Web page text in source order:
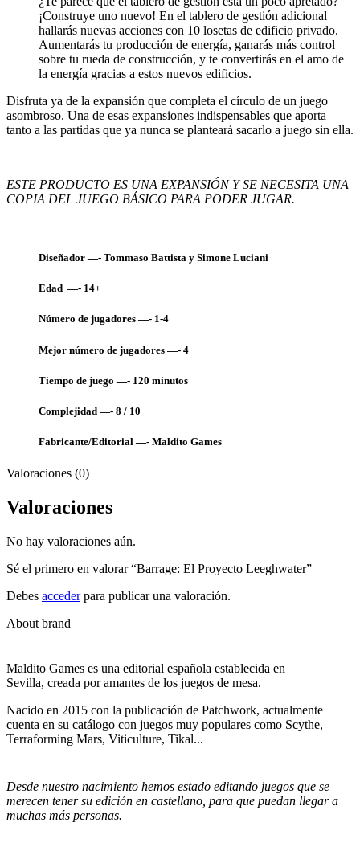
¡Construye uno nuevo! En el tablero de gestión adicional
hallarás nuevas acciones con 10 losetas de edificio privado.
Aumentarás tu producción de energía, ganarás más control
sobre tu rueda de construcción, y te convertirás en el amo de
la energía gracias a estos nuevos edificios.
Disfruta ya de la expansión que completa el círculo de un juego
asombroso. Una de esas expansiones indispensables que aporta
tanto a las partidas que ya nunca se planteará sacarlo a juego sin ella.
ESTE PRODUCTO ES UNA EXPANSIÓN Y SE NECESITA UNA
COPIA DEL JUEGO BÁSICO PARA PODER JUGAR.
Diseñador —- Tommaso Battista y Simone Luciani
Edad —- 14+
Número de jugadores —- 1-4
Mejor número de jugadores —- 4
Tiempo de juego —- 120 minutos
Complejidad —- 8 / 10
Fabricante/Editorial —- Maldito Games
Valoraciones (0)
Valoraciones
No hay valoraciones aún.
Sé el primero en valorar “Barrage: El Proyecto Leeghwater”
Debes accederpara publicar una valoración.
About brand
Maldito Games es una editorial española establecida en
Sevilla, creada por amantes de los juegos de mesa.
Nacido en 2015 con la publicación de Patchwork, actualmente
cuenta en su catálogo con juegos muy populares como Scythe,
Terraforming Mars, Viticulture, Tikal...
Desde nuestro nacimiento hemos estado editando juegos que se
merecen tener su edición en castellano, para que puedan llegar a
muchas más personas.